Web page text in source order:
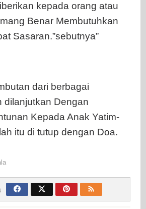
kepada orang atau
Benar Membutuhkan
Sasaran.”sebutnya”
dari berbagai
dilanjutkan Dengan
Kepada Anak Yatim-
itu di tutup dengan Doa.